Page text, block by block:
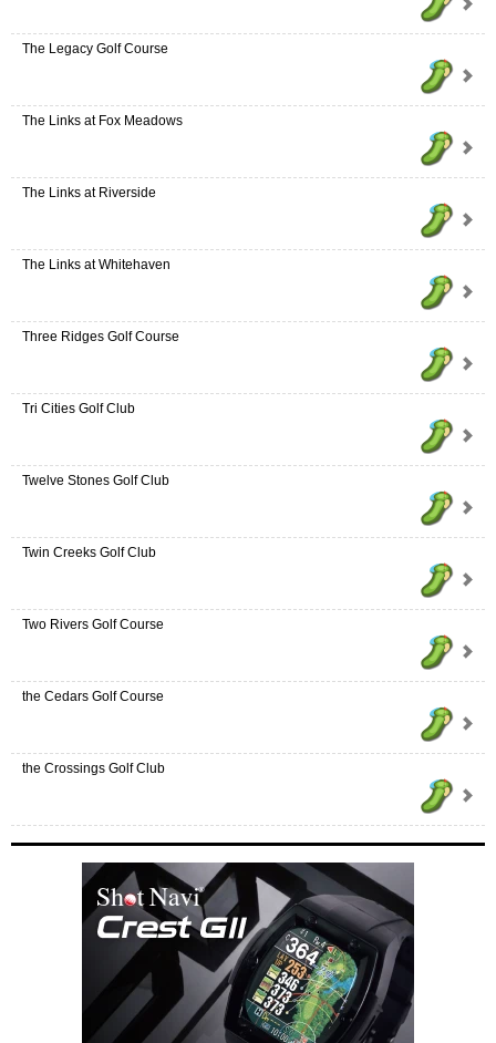
The Legacy Golf Course
The Links at Fox Meadows
The Links at Riverside
The Links at Whitehaven
Three Ridges Golf Course
Tri Cities Golf Club
Twelve Stones Golf Club
Twin Creeks Golf Club
Two Rivers Golf Course
the Cedars Golf Course
the Crossings Golf Club